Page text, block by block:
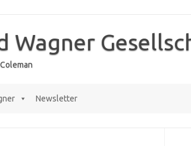
Wagner
Newsletter